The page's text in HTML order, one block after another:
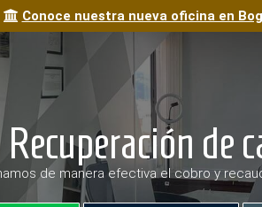
Conoce nuestra nueva oficina en
de
de manera efectiva el cobro y